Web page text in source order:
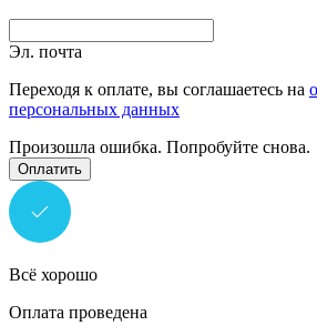
Эл. почта
Переходя к оплате, вы соглашаетесь на
персональных данных
Произошла ошибка. Попробуйте снова.
Оплатить
Всё хорошо
Оплата проведена